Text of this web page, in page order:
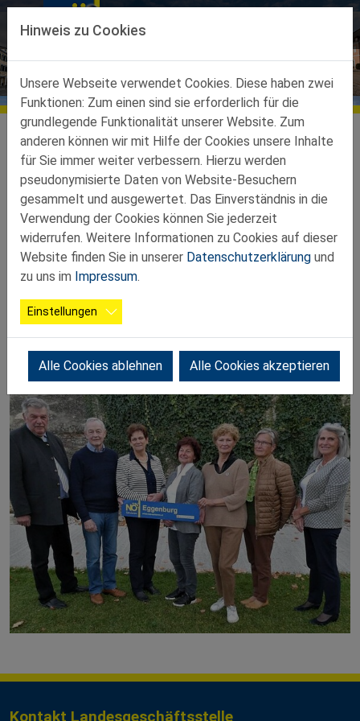
Direkt zur Hauptnavigation springen
Direkt zum Inhalt springen
Eggenburg
Teilbezirke
Ortsgruppen Teilbez. Eggenburg Eggenburg
Kontakt Landesgeschäftsstelle
Hinweis zu Cookies
Unsere Webseite verwendet Cookies. Diese haben zwei
Funktionen: Zum einen sind sie erforderlich für die
grundlegende Funktionalität unserer Website. Zum
anderen können wir mit Hilfe der Cookies unsere Inhalte
für Sie immer weiter verbessern. Hierzu werden
pseudonymisierte Daten von Website-Besuchern
gesammelt und ausgewertet. Das Einverständnis in die
Verwendung der Cookies können Sie jederzeit
widerrufen. Weitere Informationen zu Cookies auf dieser
Website finden Sie in unserer Datenschutzerklärung und
zu uns im Impressum.
Einstellungen
Alle Cookies ablehnen Alle Cookies akzeptieren